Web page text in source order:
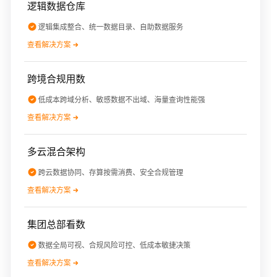
逻辑数据仓库
逻辑集成整合、统一数据目录、自助数据服务
查看解决方案
跨境合规用数
低成本跨域分析、敏感数据不出域、海量查询性能强
查看解决方案
多云混合架构
跨云数据协同、存算按需消费、安全合规管理
查看解决方案
集团总部看数
数据全局可视、合规风险可控、低成本敏捷决策
查看解决方案